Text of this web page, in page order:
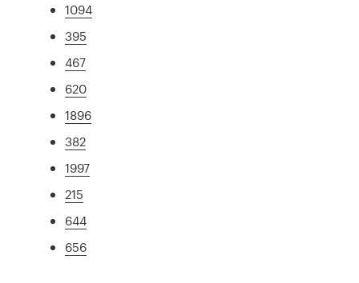
1094
395
467
620
1896
382
1997
215
644
656